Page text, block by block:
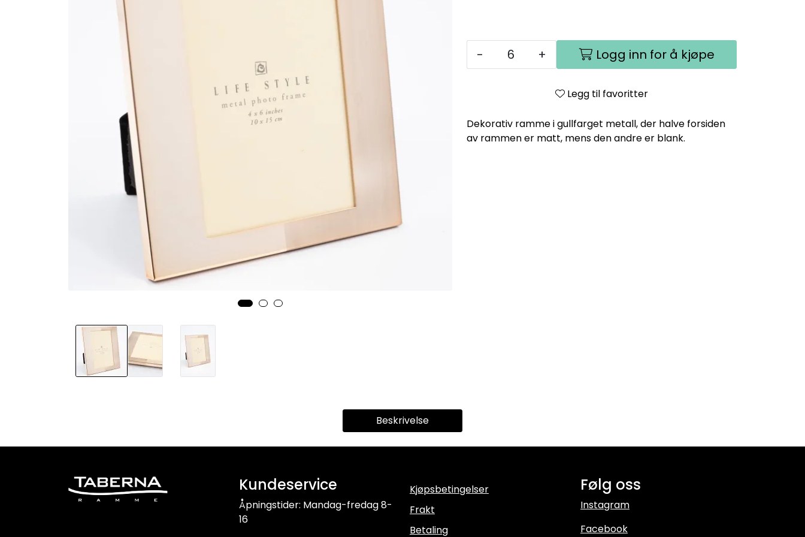
- + Logg inn for å kjøpe
Legg til favoritter
Dekorativ ramme i gullfarget metall, der halve forsiden
av rammen er matt, mens den andre er blank.
Beskrivelse
Kundeservice
Åpningstider: Mandag-fredag 8-
16
Kjøpsbetingelser
Frakt
Betaling
Følg oss
Instagram
Facebook